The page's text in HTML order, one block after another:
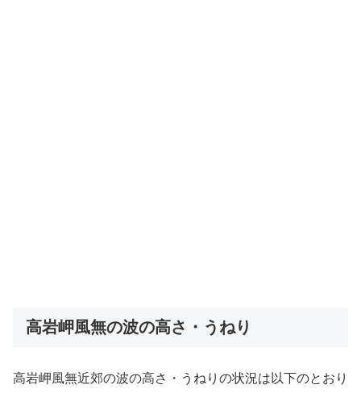
高岩岬風無の波の高さ・うねり
高岩岬風無近郊の波の高さ・うねりの状況は以下のとおり